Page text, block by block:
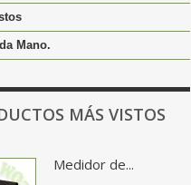
Mano.
MÁS VISTOS
Medidor de...